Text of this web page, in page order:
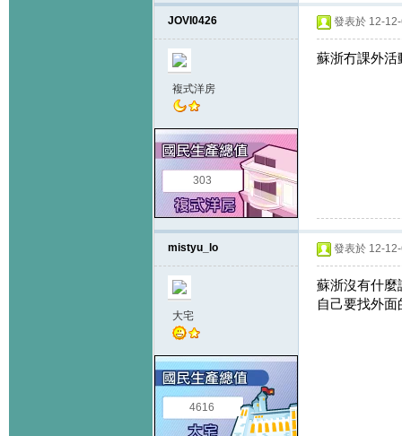
JOVI0426
複式洋房
303
發表於 12-
蘇浙冇課外活
mistyu_lo
大宅
4616
發表於 12-
蘇浙沒有什麼
自己要找外面